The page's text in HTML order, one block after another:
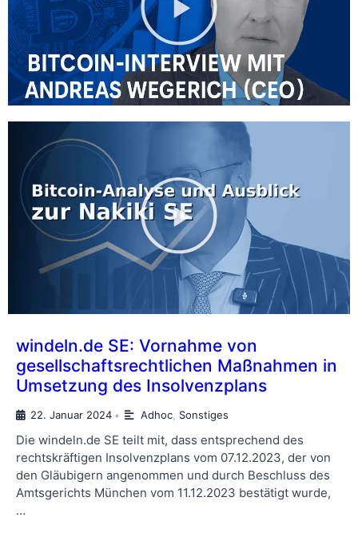
windeln.de SE: Vornahme von
gesellschaftsrechtlichen Maßnahmen in
Umsetzung des Insolvenzplans
22. Januar 2024 • Adhoc, Sonstiges
Die windeln.de SE teilt mit, dass entsprechend des
rechtskräftigen Insolvenzplans vom 07.12.2023, der von
den Gläubigern angenommen und durch Beschluss des
Amtsgerichts München vom 11.12.2023 bestätigt wurde,
…